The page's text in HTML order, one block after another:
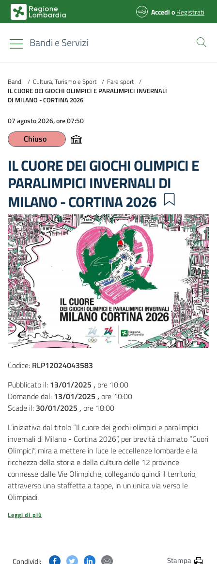
AccedioRegistrati
Bandi e Servizi
Bandi / Cultura, Turismo e Sport / Fare sport /
IL CUORE DEI GIOCHI OLIMPICI E PARALIMPICI INVERNALI
DI MILANO - CORTINA 2026
07 agosto 2026, ore 07:50
Chiuso
IL CUORE DEI GIOCHI OLIMPICI E
PARALIMPICI INVERNALI DI
MILANO - CORTINA 2026
Codice: RLP12024043583
Pubblicato il: 13/01/2025 , ore 10:00
Domande dal: 13/01/2025 , ore 10:00
Scade il: 30/01/2025 , ore 18:00
L’iniziativa dal titolo “Il cuore dei giochi olimpici e paralimpici
invernali di Milano - Cortina 2026”, per brevità chiamato “Cuori
Olimpici”, mira a mettere in luce le eccellenze lombarde e la
ricchezza della storia e della cultura delle 12 province
connesse dalle Vie Olimpiche, collegando quindi il territorio,
attraverso una staffetta a tappe, in un'unica via verso le
Olimpiadi.
Leggi di più
Condividi: Condividi questa pagina su Facebook
Condividi questa pagina su Twitter
Condividi questa pagina su Linkedin
Condividi questa pagina via
Stampa